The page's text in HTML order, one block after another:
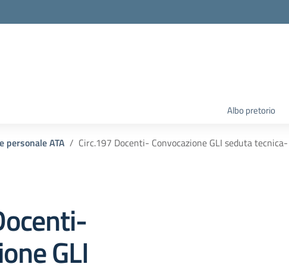
Albo pretorio
personale ATA Circ.197 Docenti- Convocazione GLI seduta
GLI